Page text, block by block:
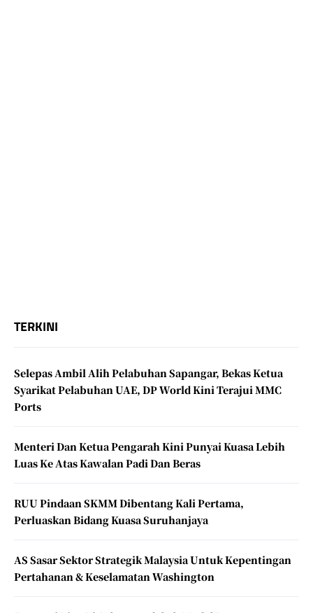
TERKINI
Selepas Ambil Alih Pelabuhan Sapangar, Bekas Ketua
Syarikat Pelabuhan UAE, DP World Kini Terajui MMC
Ports
Menteri Dan Ketua Pengarah Kini Punyai Kuasa Lebih
Luas Ke Atas Kawalan Padi Dan Beras
RUU Pindaan SKMM Dibentang Kali Pertama,
Perluaskan Bidang Kuasa Suruhanjaya
AS Sasar Sektor Strategik Malaysia Untuk Kepentingan
Pertahanan & Keselamatan Washington